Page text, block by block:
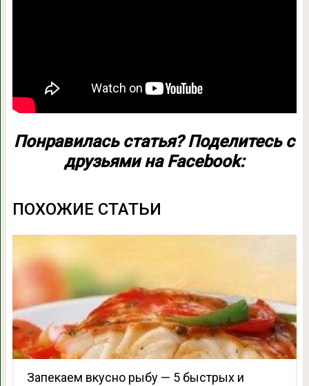
Понравилась статья? Поделитесь с
друзьями на Facebook:
ПОХОЖИЕ СТАТЬИ
Запекаем вкусно рыбу — 5 быстрых и